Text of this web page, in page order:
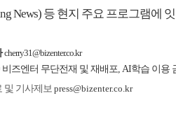
News) 등 현지 주요 프로그램에
cherry31@bizenter.co.kr
즈엔터 무단전재 및 재배포, AI학습 이용
및 기사제보 press@bizenter.co.kr